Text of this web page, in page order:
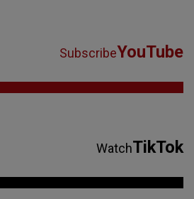
SubscribeYouTube
WatchTikTok